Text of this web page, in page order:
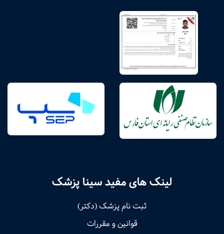
لینک های مفید سینا پزشک
ثبت نام پزشک (دکتر)
قوانین و مقررات